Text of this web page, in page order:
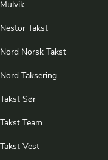
Mulvik
Nestor Takst
Nord Norsk Takst
Nord Taksering
Takst Sør
Takst Team
Takst Vest